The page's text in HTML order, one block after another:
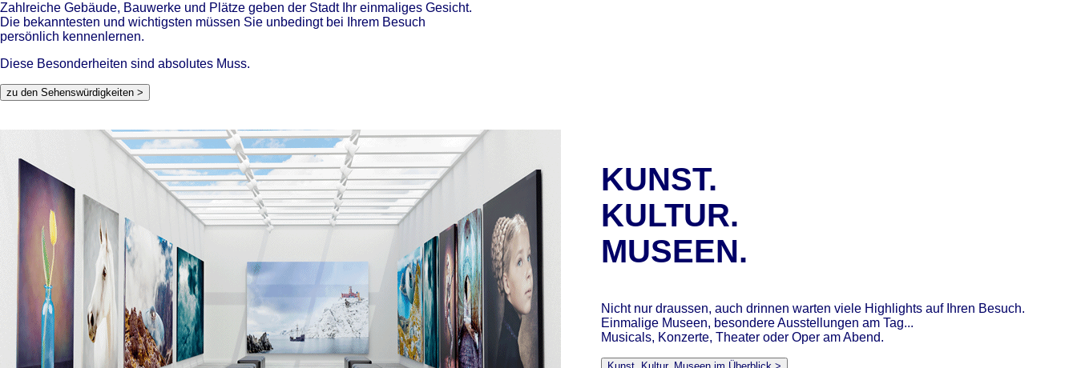
Zahlreiche Gebäude, Bauwerke und Plätze geben der Stadt Ihr einmaliges Gesicht.
Die bekanntesten und wichtigsten müssen Sie unbedingt bei Ihrem Besuch
persönlich kennenlernen.
Diese Besonderheiten sind absolutes Muss.
KUNST.
KULTUR.
MUSEEN.
Nicht nur draussen, auch drinnen warten viele Highlights auf Ihren Besuch.
Einmalige Museen, besondere Ausstellungen am Tag...
Musicals, Konzerte, Theater oder Oper am Abend.